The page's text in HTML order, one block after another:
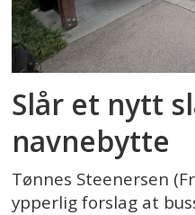
Slår et nytt
navnebytte
Tønnes Steenersen
ypperlig forslag at